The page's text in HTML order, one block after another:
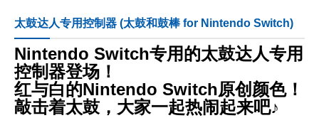
太鼓达人专用控制器 (太鼓和鼓棒 for Nintendo Switch)
Nintendo Switch专用的太鼓达人专用
控制器登场！
红与白的Nintendo Switch原创颜色！
敲击着太鼓，大家一起热闹起来吧♪